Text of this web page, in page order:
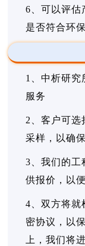
6、可以评估
是否符合环
1、中析研究
服务
2、客户可选
采样，以确
3、我们的工
供报价，以
4、双方将就
密协议，以
上，我们将